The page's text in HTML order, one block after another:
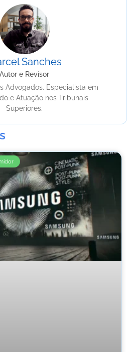
Sanches
Autor e Revisor
Advogados. Especialista em
e Atuação nos Tribunais
Superiores.